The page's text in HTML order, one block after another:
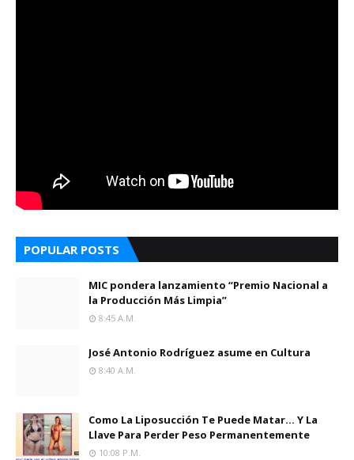
POPULAR POSTS
MIC pondera lanzamiento “Premio Nacional a
la Producción Más Limpia”
8:45 A.m.
José Antonio Rodríguez asume en Cultura
8:40 A.m.
Como La Liposucción Te Puede Matar… Y La
Llave Para Perder Peso Permanentemente
10:08 P.m.